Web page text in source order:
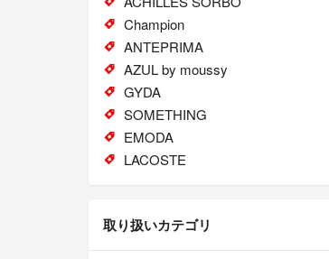
Champion
ANTEPRIMA
AZUL by moussy
GYDA
SOMETHING
EMODA
LACOSTE
取り扱いカテゴリ